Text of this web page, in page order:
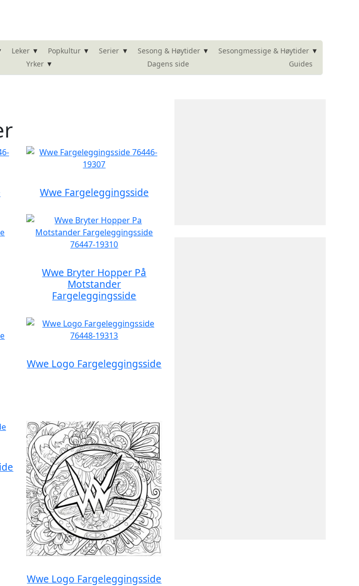
Leker ▾ Popkultur ▾ Serier ▾ Sesong & Høytider ▾ Sesongmessige & Høytider ▾
Yrker ▾ Dagens side Guides
Wwe Fargeleggingsside
Wwe Bryter Hopper På
Motstander
Fargeleggingsside
Wwe Logo Fargeleggingsside
Wwe Logo Fargeleggingsside